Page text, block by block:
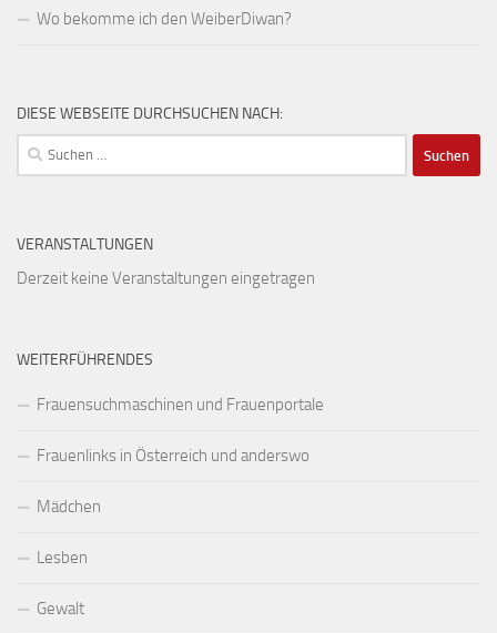
Wo bekomme ich den WeiberDiwan?
DIESE WEBSEITE DURCHSUCHEN NACH:
Suchen
nach:
VERANSTALTUNGEN
Derzeit keine Veranstaltungen eingetragen
WEITERFÜHRENDES
Frauensuchmaschinen und Frauenportale
Frauenlinks in Österreich und anderswo
Mädchen
Lesben
Gewalt